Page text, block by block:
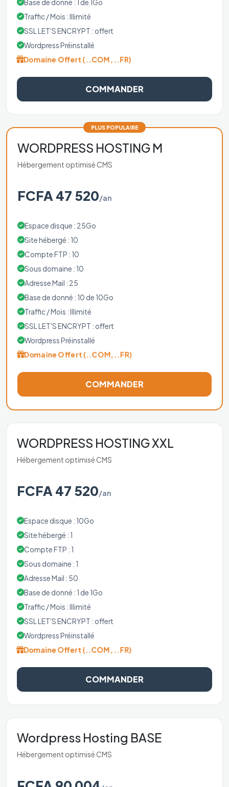
Base de donné : 1 de 1Go
Traffic / Mois : Illimité
SSL LET'S ENCRYPT : offert
Wordpress Préinstallé
Domaine Offert (..COM, ..FR)
COMMANDER
PLUS POPULAIRE
WORDPRESS HOSTING M
Hébergement optimisé CMS
FCFA 47 520/an
Espace disque : 25Go
Site hébergé : 10
Compte FTP : 10
Sous domaine : 10
Adresse Mail : 25
Base de donné : 10 de 10Go
Traffic / Mois : Illimité
SSL LET'S ENCRYPT : offert
Wordpress Préinstallé
Domaine Offert (..COM, ..FR)
COMMANDER
WORDPRESS HOSTING XXL
Hébergement optimisé CMS
FCFA 47 520/an
Espace disque : 10Go
Site hébergé : 1
Compte FTP : 1
Sous domaine : 1
Adresse Mail : 50
Base de donné : 1 de 1Go
Traffic / Mois : Illimité
SSL LET'S ENCRYPT : offert
Wordpress Préinstallé
Domaine Offert (..COM, ..FR)
COMMANDER
Wordpress Hosting BASE
Hébergement optimisé CMS